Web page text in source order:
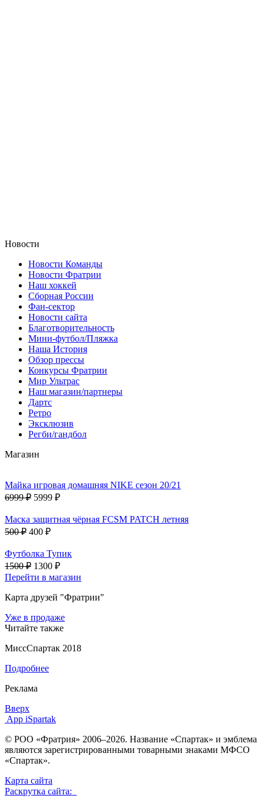
Новости
Новости Команды
Новости Фратрии
Наш хоккей
Сборная России
Фан-cектор
Новости сайта
Благотворительность
Мини-футбол/Пляжка
Наша История
Обзор прессы
Конкурсы Фратрии
Мир Ультрас
Наш магазин/партнеры
Дартс
Ретро
Эксклюзив
Регби/гандбол
Магазин
Майка игровая домашняя NIKE сезон 20/21
6999 ₽ 5999 ₽
Маска защитная чёрная FCSM PATCH летняя
500 ₽ 400 ₽
Футболка Тупик
1500 ₽ 1300 ₽
Перейти в магазин
Карта друзей "Фратрии"
Уже в продаже
Читайте также
МиссСпартак 2018
Подробнее
Реклама
Вверх
App iSpartak
© РОО «Фратрия» 2006–2026. Название «Спартак» и эмблема
являются зарегистрированными товарными знаками МФСО
«Спартак».
Карта сайта
Раскрутка сайта: